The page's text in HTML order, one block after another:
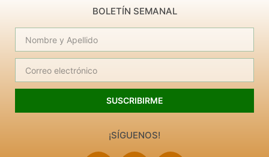
BOLETÍN SEMANAL
SUSCRIBIRME
¡SÍGUENOS!